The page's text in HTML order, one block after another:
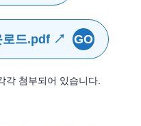
로드.pdf ↗ GO
각 첨부되어 있습니다.